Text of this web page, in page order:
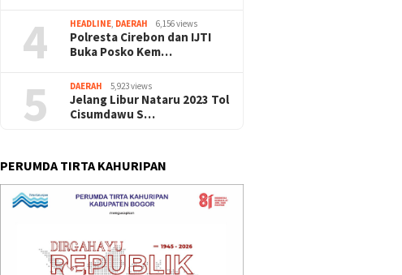
4 HEADLINE DAERAH 6,156 views
Polresta Cirebon dan IJTI
Buka Posko Kem…
5 DAERAH 5,923 views
Jelang Libur Nataru 2023 Tol
Cisumdawu S…
PERUMDA TIRTA KAHURIPAN